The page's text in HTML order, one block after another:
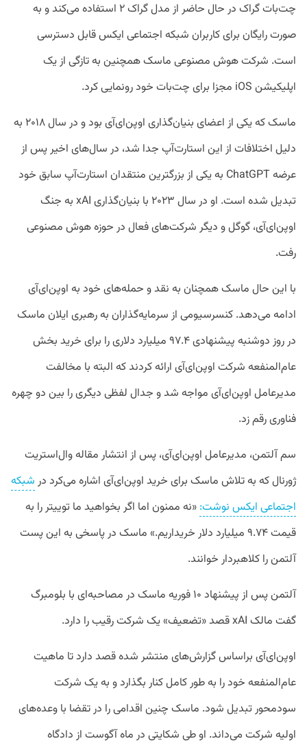
چت‌بات گراک در حال حاضر از مدل گراک ۲ استفاده می‌کند و به
صورت رایگان برای کاربران شبکه اجتماعی ایکس قابل دسترسی
است. شرکت هوش مصنوعی ماسک همچنین به تازگی از یک
اپلیکیشن iOS مجزا برای چت‌بات خود رونمایی کرد.
ماسک که یکی از اعضای بنیان‌گذاری اوپن‌ای‌آی بود و در سال ۲۰۱۸ به
دلیل اختلافات از این استارت‌آپ جدا شد، در سال‌های اخیر پس از
عرضه ChatGPT به یکی از بزرگترین منتقدان استارت‌آپ سابق خود
تبدیل شده است. او در سال ۲۰۲۳ با بنیان‌گذاری xAI به جنگ
اوپن‌ای‌آی، گوگل و دیگر شرکت‌های فعال در حوزه هوش مصنوعی
رفت.
با این حال ماسک همچنان به نقد و حمله‌های خود به اوپن‌ای‌آی
ادامه می‌دهد. کنسرسیومی از سرمایه‌گذاران به رهبری ایلان ماسک
در روز دوشنبه پیشنهادی ۹۷.۴ میلیارد دلاری را برای خرید بخش
عام‌المنفعه شرکت اوپن‌ای‌آی ارائه کردند که البته با مخالفت
مدیرعامل اوپن‌ای‌آی مواجه شد و جدال لفظی دیگری را بین دو چهره
فناوری رقم زد.
سم آلتمن، مدیرعامل اوپن‌ای‌آی، پس از انتشار مقاله وال‌استریت
ژورنال که به تلاش ماسک برای خرید اوپن‌ای‌آی اشاره می‌کرد در شبکه
اجتماعی ایکس نوشت: «نه ممنون اما اگر بخواهید ما توییتر را به
قیمت ۹.۷۴ میلیارد دلار خریداریم.» ماسک در پاسخی به این پست
آلتمن را کلاهبردار خوانند.
آلتمن پس از پیشنهاد ۱۰ فوریه ماسک در مصاحبه‌ای با بلومبرگ
گفت مالک xAI قصد «تضعیف» یک شرکت رقیب را دارد.
اوپن‌ای‌آی براساس گزارش‌های منتشر شده قصد دارد تا ماهیت
عام‌المنفعه خود را به طور کامل کنار بگذارد و به یک شرکت
سودمحور تبدیل شود. ماسک چنین اقدامی را در تقضا با وعده‌های
اولیه شرکت می‌داند. او طی شکایتی در ماه آگوست از دادگاه